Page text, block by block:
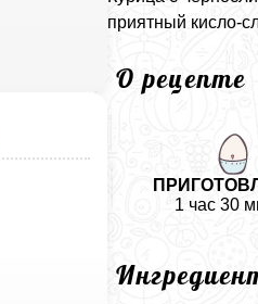
приятный кисло-
О рецепте
1 час 30